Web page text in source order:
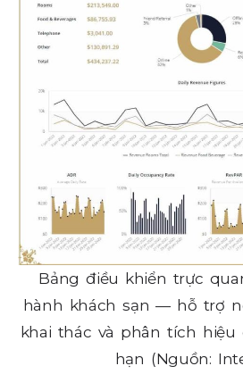
Bảng điều khiển trực
hành khách sạn — hỗ trợ
khai thác và phân tích hiệu
hạn (Nguồn: